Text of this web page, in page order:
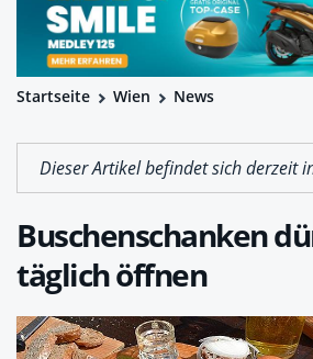
Startseite Wien News
Dieser Artikel befindet sich derzeit
Buschenschanken
täglich öffnen